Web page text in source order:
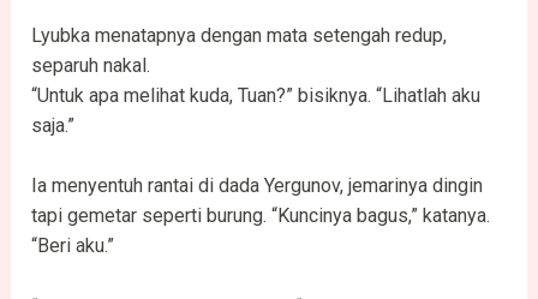
Lyubka menatapnya dengan mata setengah redup,
separuh nakal.
“Untuk apa melihat kuda, Tuan?” bisiknya. “Lihatlah aku
saja.”
Ia menyentuh rantai di dada Yergunov, jemarinya dingin
tapi gemetar seperti burung. “Kuncinya bagus,” katanya.
“Beri aku.”